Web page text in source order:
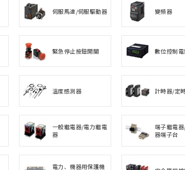
伺服馬達/伺服驅動器 變頻器
緊急停止按鈕開關 數位控制
溫度感測器 計時器/定
一般繼電器/電力繼電
器
端子繼電
器端子台
電力、機器用保護機